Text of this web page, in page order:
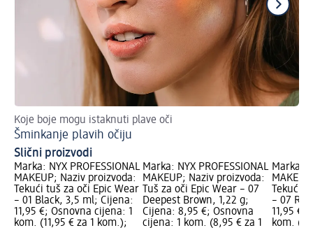
Koje boje mogu istaknuti plave oči
Šminkanje plavih očiju
Slični proizvodi
Marka: NYX PROFESSIONAL
MAKEUP; Naziv proizvoda:
Tekući tuš za oči Epic Wear
– 01 Black, 3,5 ml; Cijena:
11,95 €; Osnovna cijena: 1
kom. (11,95 € za 1 kom.);
Marka: NYX PROFESSIONAL
MAKEUP; Naziv proizvoda:
Tuš za oči Epic Wear – 07
Deepest Brown, 1,22 g;
Cijena: 8,95 €; Osnovna
cijena: 1 kom. (8,95 € za 1
Marka:
Tekući
– 07
11,95 €;
kom.